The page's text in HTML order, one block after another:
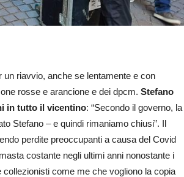
riavvio, anche se lentamente e con
rosse e arancione e dei dpcm. Stefano
in tutto il vicentino: “Secondo il governo, la
Stefano – e quindi rimaniamo chiusi”. Il
perdite preoccupanti a causa del Covid
costante negli ultimi anni nonostante i
come me che vogliono la copia